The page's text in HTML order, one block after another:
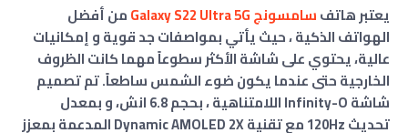
يعتبر هاتفسامسونج Galaxy S22 Ultra 5G
من أفضل
الهواتف الذكية ، حيث يأتي بمواصفات جد قوية و إمكانيات
عالية، يحتوي على شاشة الأكثر سطوعاً مهما كانت الظروف
الخارجية حتى عندما يكون ضوء الشمس ساطعاً. تم تصميم
شاشة Infinity-O اللامتناهية ، بحجم 6.8 انش، و بمعدل
تحديث 120Hz مع تقنية Dynamic AMOLED 2X المدعمة بمعزز